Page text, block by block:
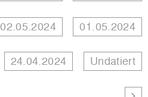
02.05.2024 01.05.2024
24.04.2024 Undatiert